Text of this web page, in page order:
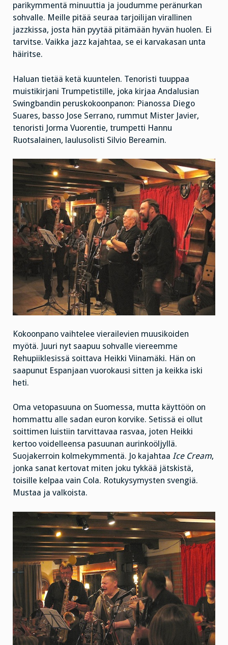
parikymmentä minuuttia ja joudumme peränurkan
sohvalle. Meille pitää seuraa tarjoilijan virallinen
jazzkissa, josta hän pyytää pitämään hyvän huolen. Ei
tarvitse. Vaikka jazz kajahtaa, se ei karvakasan unta
häiritse.
Haluan tietää ketä kuuntelen. Tenoristi tuuppaa
muistikirjani Trumpetistille, joka kirjaa Andalusian
Swingbandin peruskokoonpanon: Pianossa Diego
Suares, basso Jose Serrano, rummut Mister Javier,
tenoristi Jorma Vuorentie, trumpetti Hannu
Ruotsalainen, laulusolisti Silvio Bereamin.
Kokoonpano vaihtelee vierailevien muusikoiden
myötä. Juuri nyt saapuu sohvalle viereemme
Rehupiiklesissä soittava Heikki Viinamäki. Hän on
saapunut Espanjaan vuorokausi sitten ja keikka iski
heti.
Oma vetopasuuna on Suomessa, mutta käyttöön on
hommattu alle sadan euron korvike. Setissä ei ollut
soittimen luistiin tarvittavaa rasvaa, joten Heikki
kertoo voidelleensa pasuunan aurinkoöljyllä.
Suojakerroin kolmekymmentä. Jo kajahtaa Ice Cream,
jonka sanat kertovat miten joku tykkää jätskistä,
toisille kelpaa vain Cola. Rotukysymysten svengiä.
Mustaa ja valkoista.